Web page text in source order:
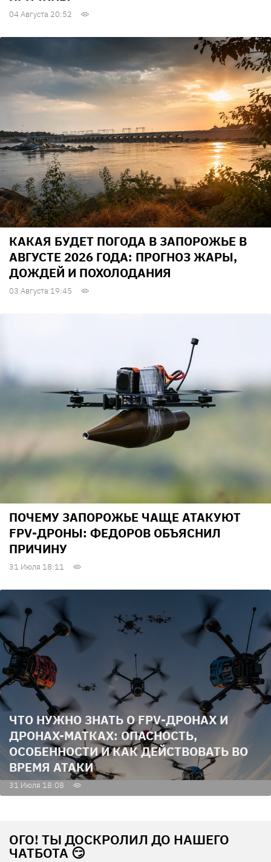
04 Августа 20:52
КАКАЯ БУДЕТ ПОГОДА В ЗАПОРОЖЬЕ В
АВГУСТЕ 2026 ГОДА: ПРОГНОЗ ЖАРЫ,
ДОЖДЕЙ И ПОХОЛОДАНИЯ
03 Августа 19:45
ПОЧЕМУ ЗАПОРОЖЬЕ ЧАЩЕ АТАКУЮТ
FPV-ДРОНЫ: ФЕДОРОВ ОБЪЯСНИЛ
ПРИЧИНУ
31 Июля 18:11
ЧТО НУЖНО ЗНАТЬ О FPV-ДРОНАХ И
ДРОНАХ-МАТКАХ: ОПАСНОСТЬ,
ОСОБЕННОСТИ И КАК ДЕЙСТВОВАТЬ ВО
ВРЕМЯ АТАКИ
31 Июля 18:08
ОГО! ТЫ ДОСКРОЛИЛ ДО НАШЕГО
ЧАТБОТА 😏